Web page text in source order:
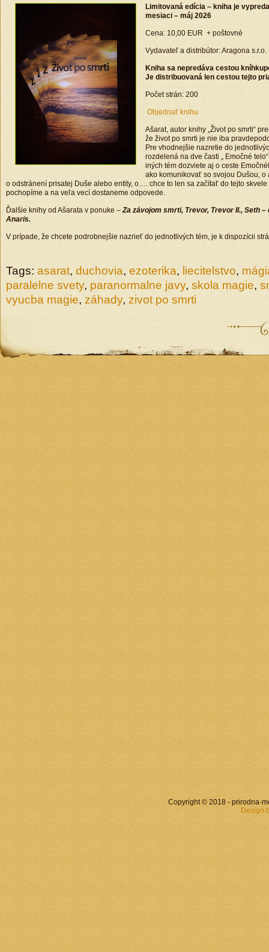
Limitovaná edícia – kniha je
mesiaci – máj 2026
Cena: 10,00 EUR + poštovné
Vydavateľ a distribútor: Aragona s.r.o.
Kniha sa nepredáva cestou
Je distribuovaná len cestou tejto
Počet strán: 200
Objednať knihu
Ašarat, autor knihy „Život po smrti“
že život po smrti je nie iba
Pre vhodnejšie nazretie do
rozdelená na dve časti „ Emočné
iných tém dozviete aj o ceste
ako komunikovať so svojou Dušou,
o odstránení prisatej Duše alebo entity, o…. chce to len sa začítať do tejto
pochopíme a na veľa vecí dostaneme odpovede.
Ďalšie knihy od Ašarata v ponuke –Za závojom smrti, Trevor, Trevor II., Seth
Anaris.
V prípade, že chcete podrobnejšie nazrieť do jednotlivých tém, je k dispozícii
Tags: asarat, duchovia, ezoterika, liecitelstvo,
paralelne svety, paranormalne javy, skola magie,
vyucba magie, záhady, zivot po smrti
Copyright © 2018 - prirodna-
Design